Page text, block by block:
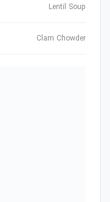
Lentil Soup
Clam Chowder